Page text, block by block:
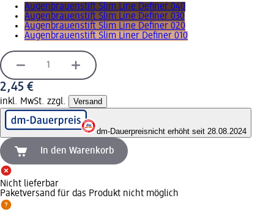
Augenbrauenstift Slim Line Definer 040
Augenbrauenstift Slim Line Definer 030
Augenbrauenstift Slim Line Definer 020
Augenbrauenstift Slim Liner Definer 010
2,45 €
inkl. MwSt. zzgl. Versand
dm-Dauerpreisnicht erhöht seit 28.08.2024
In den Warenkorb
Nicht lieferbar
Paketversand für das Produkt nicht möglich